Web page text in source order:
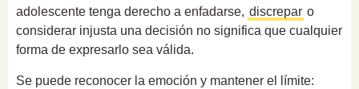
adolescente tenga derecho a enfadarse, discrepar o
considerar injusta una decisión no significa que cualquier
forma de expresarlo sea válida.
Se puede reconocer la emoción y mantener el límite: